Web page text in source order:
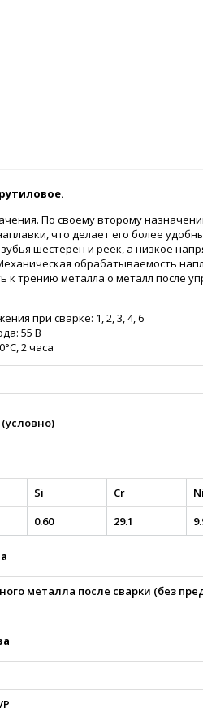
По своему второму
что делает его более
шестерен и реек, а низкое
обрабатываемость
к трению металла о металл после
при сварке: 1, 2, 3, 4, 6
55 В
2 часа
(условно)
Si Cr Ni
0.60 29.1
металла после сварки (без